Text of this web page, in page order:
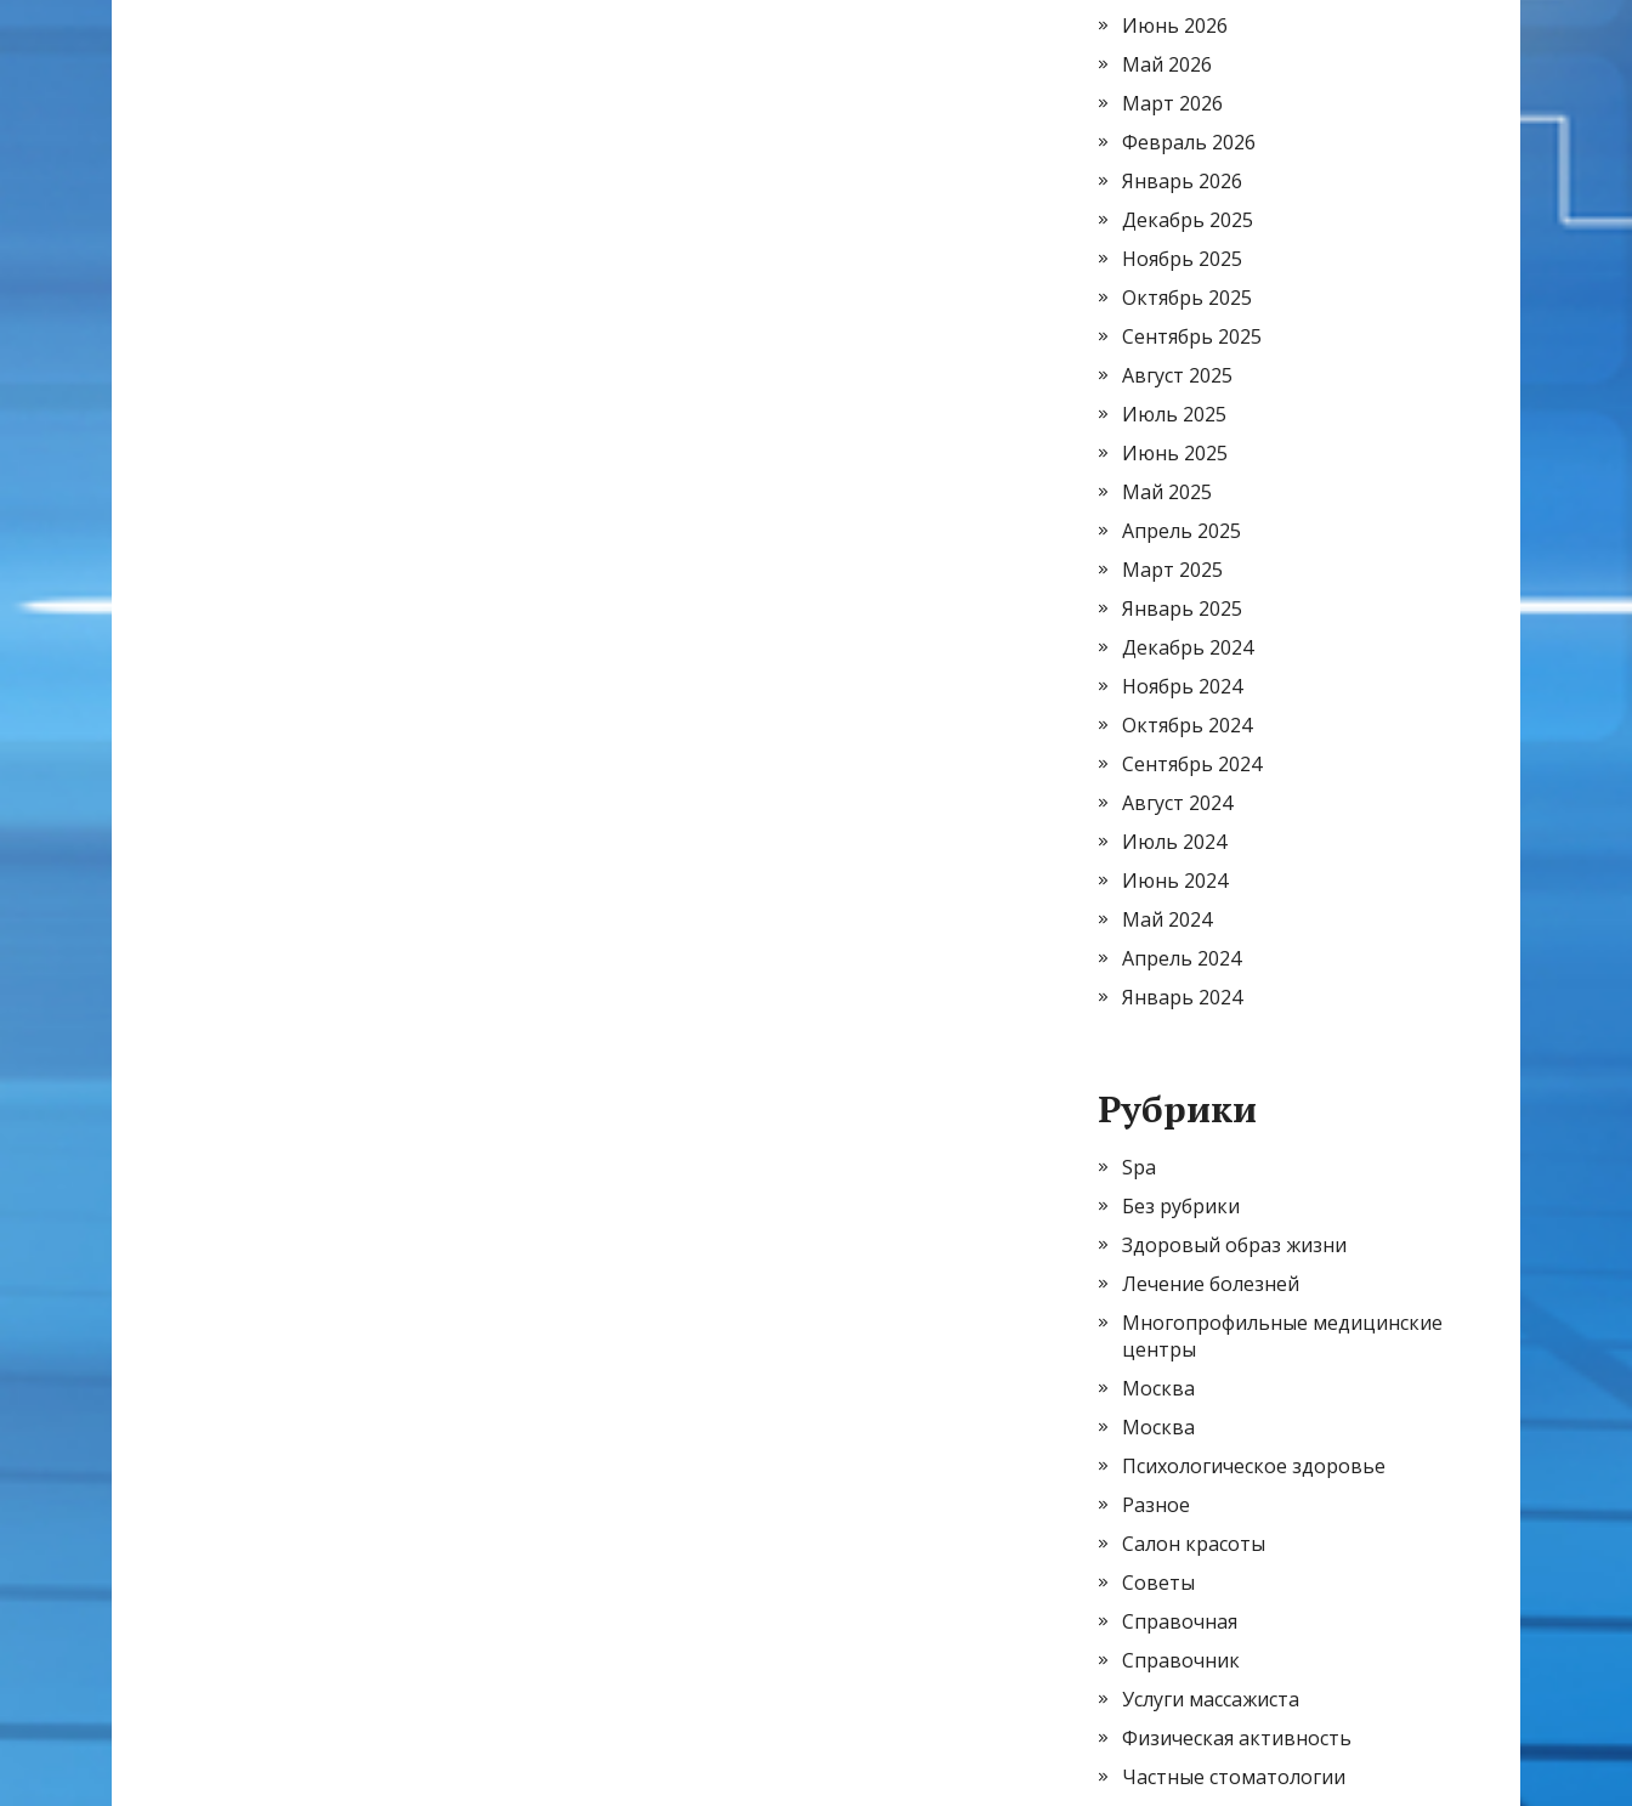
Июнь 2026
Май 2026
Март 2026
Февраль 2026
Январь 2026
Декабрь 2025
Ноябрь 2025
Октябрь 2025
Сентябрь 2025
Август 2025
Июль 2025
Июнь 2025
Май 2025
Апрель 2025
Март 2025
Январь 2025
Декабрь 2024
Ноябрь 2024
Октябрь 2024
Сентябрь 2024
Август 2024
Июль 2024
Июнь 2024
Май 2024
Апрель 2024
Январь 2024
Рубрики
Spa
Без рубрики
Здоровый образ жизни
Лечение болезней
Многопрофильные медицинские
центры
Москва
Москва
Психологическое здоровье
Разное
Салон красоты
Советы
Справочная
Справочник
Услуги массажиста
Физическая активность
Частные стоматологии